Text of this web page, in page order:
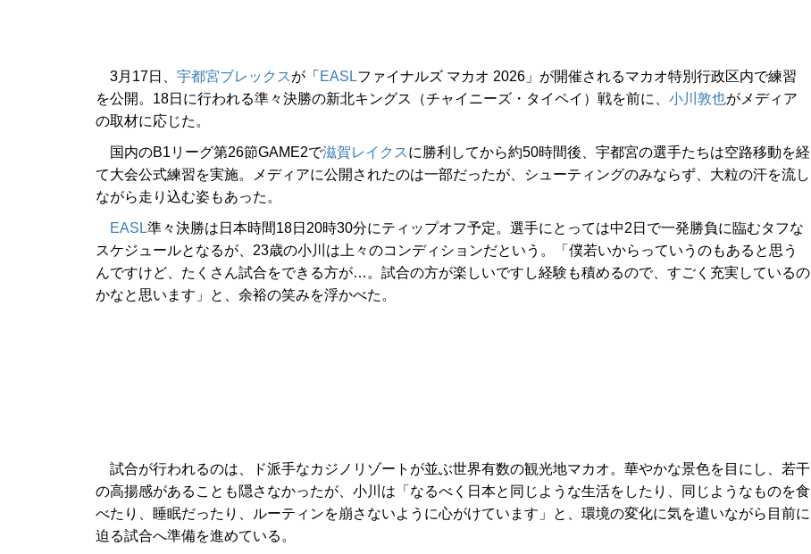
3月17日、 宇都宮ブレックスが「 EASLファイナルズ マカオ 2026」が開催されるマカオ特別行政区内で練習
を公開。18日に行われる準々決勝の新北キングス（チャイニーズ・タイペイ）戦を前に、 小川敦也がメディア
の取材に応じた。
国内のB1リーグ第26節GAME2で滋賀レイクスに勝利してから約50時間後、宇都宮の選手たちは空路移動を経
て大会公式練習を実施。メディアに公開されたのは一部だったが、シューティングのみならず、大粒の汗を流し
ながら走り込む姿もあった。
EASL準々決勝は日本時間18日20時30分にティップオフ予定。選手にとっては中2日で一発勝負に臨むタフな
スケジュールとなるが、23歳の小川は上々のコンディションだという。「僕若いからっていうのもあると思う
んですけど、たくさん試合をできる方が…。試合の方が楽しいですし経験も積めるので、すごく充実しているの
かなと思います」と、余裕の笑みを浮かべた。
試合が行われるのは、ド派手なカジノリゾートが並ぶ世界有数の観光地マカオ。華やかな景色を目にし、若干
の高揚感があることも隠さなかったが、小川は「なるべく日本と同じような生活をしたり、同じようなものを食
べたり、睡眠だったり、ルーティンを崩さないように心がけています」と、環境の変化に気を遣いながら目前に
迫る試合へ準備を進めている。